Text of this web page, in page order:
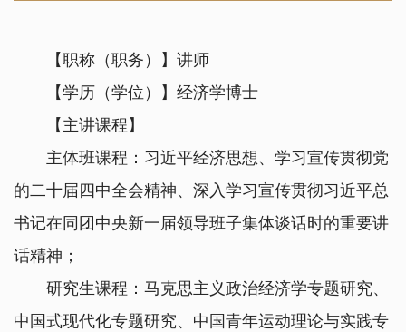
【职称（职务）】讲师
【学历（学位）】经济学博士
【主讲课程】
主体班课程：习近平经济思想、学习宣传贯彻党
的二十届四中全会精神、深入学习宣传贯彻习近平总
书记在同团中央新一届领导班子集体谈话时的重要讲
话精神；
研究生课程：马克思主义政治经济学专题研究、
中国式现代化专题研究、中国青年运动理论与实践专